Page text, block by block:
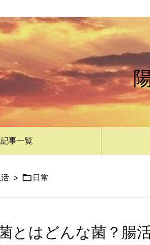
記事一覧
>  日常
とはどんな菌？腸